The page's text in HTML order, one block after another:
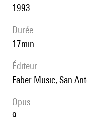
1993
durée
17min
éditeur
Faber Music, San
Opus